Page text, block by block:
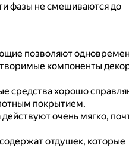
фазы не смешиваются до
позволяют
компоненты
средства хорошо
покрытием.
очень мягко,
отдушек, которые